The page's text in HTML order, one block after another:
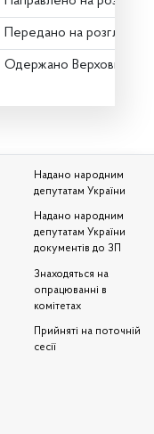
Передано на розгляд
Одержано Верховною
Надано народним
депутатам України
Надано народним
депутатам України
документів до ЗП
Знаходяться на
опрацюванні в
комітетах
Прийняті на поточній
сесії